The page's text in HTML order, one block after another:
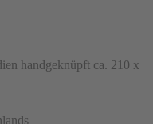
handgeknüpft ca. 210 x